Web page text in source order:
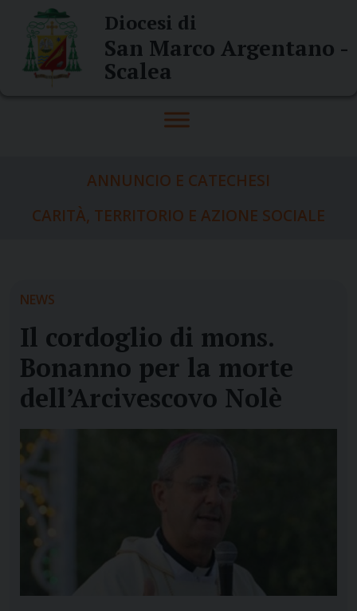
content
Diocesi di
San Marco Argentano -
Scalea
ANNUNCIO E CATECHESI
CARITÀ, TERRITORIO E AZIONE SOCIALE
NEWS
Il cordoglio di mons.
Bonanno per la morte
dell’Arcivescovo Nolè